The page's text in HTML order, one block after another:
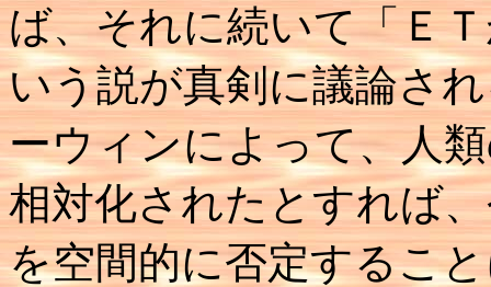
ば、それに続いて「Ｅ
いう説が真剣に議論さ
ーウィンによって、人
相対化されたとすれば
を空間的に否定するこ